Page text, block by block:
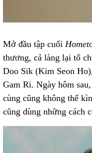
Mở đầu tập cuối
thương, cả làng lại tổ
Doo Sik (Kim Seon
Gam Ri. Ngày hôm
cùng cũng không thể
cũng dùng những cách